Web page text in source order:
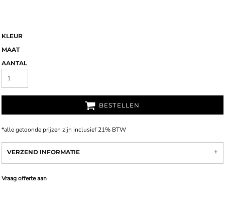
KLEUR
MAAT
AANTAL
BESTELLEN
*alle getoonde prijzen zijn inclusief 21% BTW
VERZEND INFORMATIE
Vraag offerte aan